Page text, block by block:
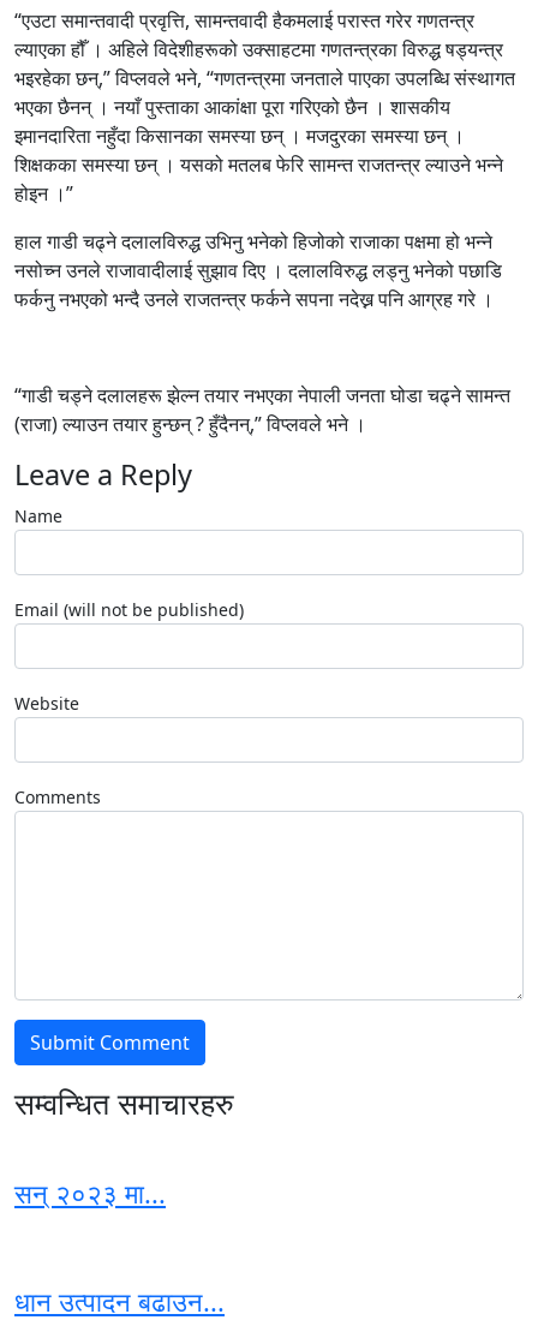
“एउटा समान्तवादी प्रवृत्ति, सामन्तवादी हैकमलाई परास्त गरेर गणतन्त्र
ल्याएका हौँ । अहिले विदेशीहरूको उक्साहटमा गणतन्त्रका विरुद्ध षड्यन्त्र
भइरहेका छन्,” विप्लवले भने, “गणतन्त्रमा जनताले पाएका उपलब्धि संस्थागत
भएका छैनन् । नयाँ पुस्ताका आकांक्षा पूरा गरिएको छैन । शासकीय
इमानदारिता नहुँदा किसानका समस्या छन् । मजदुरका समस्या छन् ।
शिक्षकका समस्या छन् । यसको मतलब फेरि सामन्त राजतन्त्र ल्याउने भन्ने
होइन ।”
हाल गाडी चढ्ने दलालविरुद्ध उभिनु भनेको हिजोको राजाका पक्षमा हो भन्ने
नसोच्न उनले राजावादीलाई सुझाव दिए । दलालविरुद्ध लड्नु भनेको पछाडि
फर्कनु नभएको भन्दै उनले राजतन्त्र फर्कने सपना नदेख्न पनि आग्रह गरे ।
“गाडी चड्ने दलालहरू झेल्न तयार नभएका नेपाली जनता घोडा चढ्ने सामन्त
(राजा) ल्याउन तयार हुन्छन् ? हुँदैनन्,” विप्लवले भने ।
Leave a Reply
Name
Email (will not be published)
Website
Comments
सम्वन्धित समाचारहरु
सन् २०२३ मा...
धान उत्पादन बढाउन...